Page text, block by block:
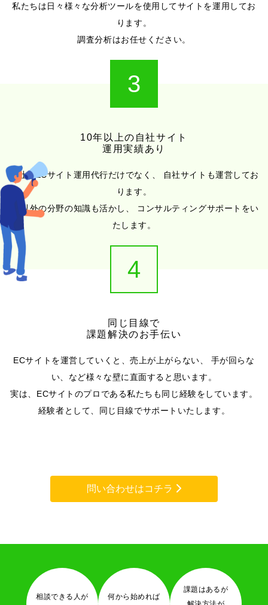
私たちは日々様々な分析ツールを使用してサイトを運用してお
ります。
調査分析はお任せください。
3
10年以上の自社サイト
運用実績あり
弊社はECサイト運用代行だけでなく、
自社サイトも運営してお
ります。
EC以外の分野の知識も活かし、
コンサルティングサポートをい
たします。
4
同じ目線で
課題解決のお手伝い
ECサイトを運営していくと、売上が上がらない、
手が回らな
い、など様々な壁に直面すると思います。
実は、ECサイトのプロである私たちも同じ経験をしています。
経験者として、同じ目線でサポートいたします。
問い合わせはコチラ
相談できる人が 何から始めれば
課題はあるが